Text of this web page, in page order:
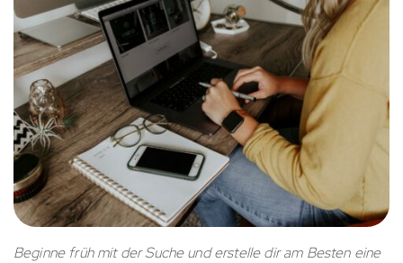
Beginne früh mit der Suche und erstelle dir am Besten eine